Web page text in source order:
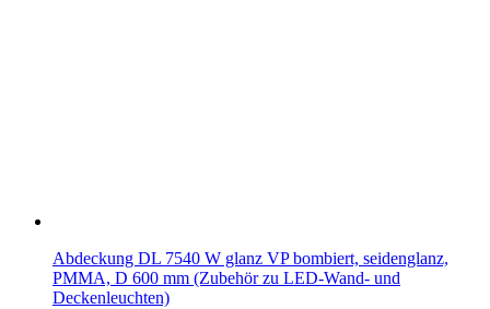
Abdeckung DL 7540 W glanz VP bombiert, seidenglanz,
PMMA, D 600 mm (Zubehör zu LED-Wand- und
Deckenleuchten)